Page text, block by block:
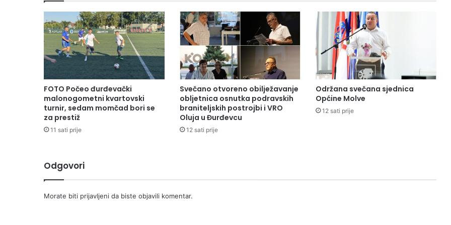
FOTO Počeo đurđevački
malonogometni kvartovski
turnir, sedam momčad bori se
za prestiž
11 sati prije
Svečano otvoreno obilježavanje
obljetnica osnutka podravskih
braniteljskih postrojbi i VRO
Oluja u Đurđevcu
12 sati prije
Održana svečana sjednica
Općine Molve
12 sati prije
Odgovori
Morate biti prijavljeni da biste objavili komentar.